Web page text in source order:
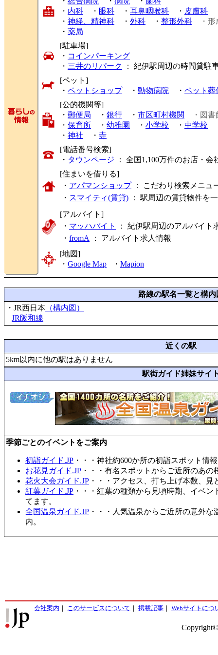
・ 内科 ・ 眼科 ・ 耳鼻咽喉科 ・ 皮膚科
・ 神経、精神科 ・ 外科 ・ 整形外科
・
・ 薬局
[駐車場]
・ コインパーキング
・ 三井のリパーク
： 紀伊駅周辺の時間貸駐
[ペット]
・ ペットショップ・ 動物病院 ・ ペット葬
[公的機関等]
・ 郵便局 ・ 銀行 ・ 市区町村機関
・図書
・ 保育所 ・ 幼稚園 ・ 小学校 ・ 中学校
・ 神社 ・ 寺
[電話番号検索]
・ タウンページ ： 全国1,100万件のお店・
[住まいを借りる]
・ アパマンショップ： こだわり検索メニュ
・ スマイティ(賃貸) ： 駅周辺の賃貸物件を
[アルバイト]
・ マッハバイト
： 紀伊駅周辺のアルバイト
・ fromA ： アルバイト求人情報
[地図]
・ Google Map ・ Mapion
路線の駅名一覧と構内
・JR西日本 （構内図）
JR阪和線
近くの駅
5km以内に他の駅はありません
駅街ガイド姉妹サイ
季節ごとのイベントをご案内
初詣ガイド.JP ・・・神社約600か所の初詣スポット情
お花見ガイド.JP ・・・有名スポットからご近所のあ
花火大会ガイド.JP ・・・アクセス、打ち上げ本数、
紅葉ガイド.JP ・・・紅葉の種類から見頃時期、イベ
てます。
全国温泉ガイド.JP ・・・人気温泉からご近所の意外
内。
会社案内 ｜ このサービスについて ｜ 掲載記事 ｜ Webサイトにつ